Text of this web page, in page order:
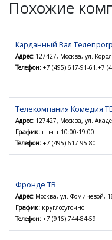
Похожие
Карданный Вал
Адрес: 127427, Москва, ул.
Телефон: +7 (495) 617-91-61,+7
Телекомпания Комедия
Адрес: 127427, Москва, ул.
График: пн-пт 10:00-19:00
Телефон: +7 (495) 617-95-80
Фронде ТВ
Адрес: Москва, ул. Фомичевой,
График: круглосуточно
Телефон: +7 (916) 744-84-59